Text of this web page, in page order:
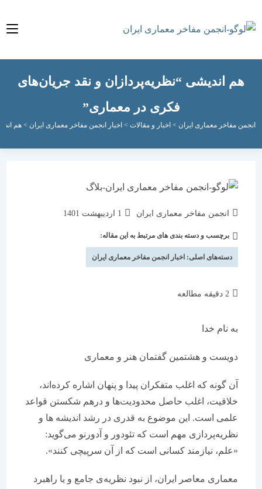
اندیشی “نظریه‌پردازان و نقد جریان‌های
فکری در معماری”
مفاخر معماری ایران > اخبار و مقالات>اخبار انجمن مفاخر معماری ایران > هم اندیشی
انجمن مفاخر معماری ایران
نوشته
شده
است:
1 اردیبهشت 1401
برچسب و دسته بندی های مرتبط به این مقاله:
دسته‌های اصلی:اخبار انجمن مفاخر معماری ایران
به نام خدا
دویست و هشتمین گفتمان هنر و معماری
آن گونه که اغلب متفکران پیدا و پنهان اشاره کرده‌اند،
خلاقیت، اغلب حاصل محدودیت‌ها و درهم شکستن قواعد
علمی است. این موضوع به قدری در رشد اندیشه ها و
نظریه‌پردازی مهم است که تئودور و آدورنو می‌گوید:
«علم، نیازمند کسانی است که از آن سرپیچی کنند».
معماری معاصر ایران، از نبود نظریه‌ی جامع و یا راهبرد